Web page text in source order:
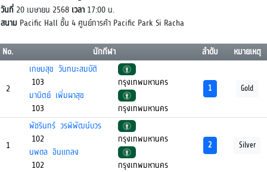
วันที่ 20 เมษายน 2568 เวลา 17:00 น.
สนาม Pacific Hall ชั้น 4 ศูนย์การค้า Pacific Park Si Racha
No. นักกีฬา ลำดับ หมายเหตุ
2
เกษมสุข วันทนะสมบัติ
103
กรุงเทพมหานคร
มานิตย์ เพิ่มผาสุข
103
กรุงเทพมหานคร
1 Gold
1
พัชรินทร์ วรพิพัฒน์บวร
102
กรุงเทพมหานคร
นพดล อินแถลง
102
กรุงเทพมหานคร
2 Silver